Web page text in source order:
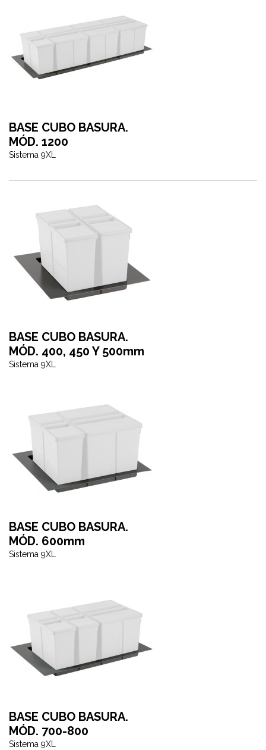
BASE CUBO BASURA.
MÓD. 1200
Sistema 9XL
BASE CUBO BASURA.
MÓD. 400, 450 Y 500mm
Sistema 9XL
BASE CUBO BASURA.
MÓD. 600mm
Sistema 9XL
BASE CUBO BASURA.
MÓD. 700-800
Sistema 9XL